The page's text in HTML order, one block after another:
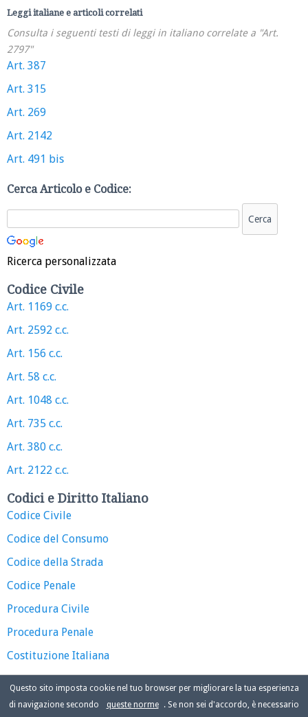
Leggi italiane e articoli correlati
Consulta i seguenti testi di leggi in italiano correlate a "Art.
2797"
Art. 387
Art. 315
Art. 269
Art. 2142
Art. 491 bis
Cerca Articolo e Codice:
Ricerca personalizzata
Codice Civile
Art. 1169 c.c.
Art. 2592 c.c.
Art. 156 c.c.
Art. 58 c.c.
Art. 1048 c.c.
Art. 735 c.c.
Art. 380 c.c.
Art. 2122 c.c.
Codici e Diritto Italiano
Codice Civile
Codice del Consumo
Codice della Strada
Codice Penale
Procedura Civile
Procedura Penale
Costituzione Italiana
Questo sito imposta cookie nel tuo browser per migliorare la tua esperienza
di navigazione secondo
queste norme
. Se non sei d'accordo, è necessario